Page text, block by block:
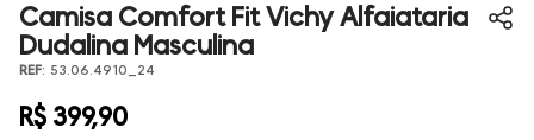
Camisa Comfort Fit Vichy Alfaiataria
Dudalina Masculina
REF: 53.06.4910_24
R$ 399,90